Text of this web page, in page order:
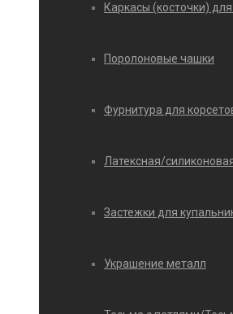
Каркасы (косточки)
Поролоновые чашки
Фурнитура для
Латексная/
Застежки для
Украшение металл